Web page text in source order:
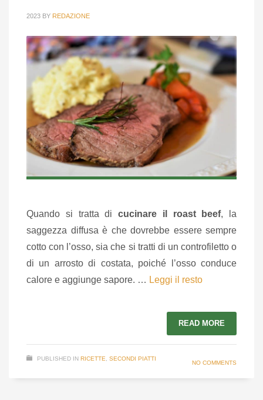
2023 BY REDAZIONE
Quando si tratta di cucinare il roast beef, la
saggezza diffusa è che dovrebbe essere sempre
cotto con l’osso, sia che si tratti di un controfiletto o
di un arrosto di costata, poiché l’osso conduce
calore e aggiunge sapore. … Leggi il resto
READ MORE
PUBLISHED IN RICETTE SECONDI PIATTI
NO COMMENTS